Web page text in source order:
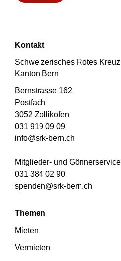
Kontakt
Schweizerisches Rotes Kreuz
Kanton Bern
Bernstrasse 162
Postfach
3052 Zollikofen
031 919 09 09
info@srk-bern.ch
Mitglieder- und Gönnerservice
031 384 02 90
spenden@srk-bern.ch
Themen
Mieten
Vermieten